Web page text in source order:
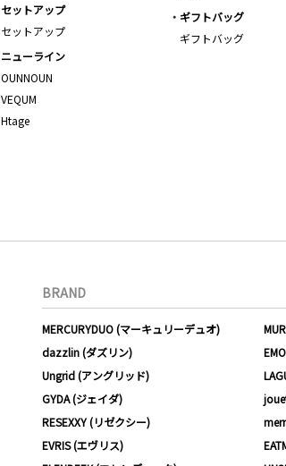
セットアップ
セットアップ
ギフトバッグ
ギフトバッグ
ニューライン
OUNNOUN
VEQUM
Htage
BRAND
MERCURYDUO (マーキュリーデュオ)
dazzlin (ダズリン)
Ungrid (アングリッド)
GYDA (ジェイダ)
RESEXXY (リゼクシー)
EVRIS (エヴリス)